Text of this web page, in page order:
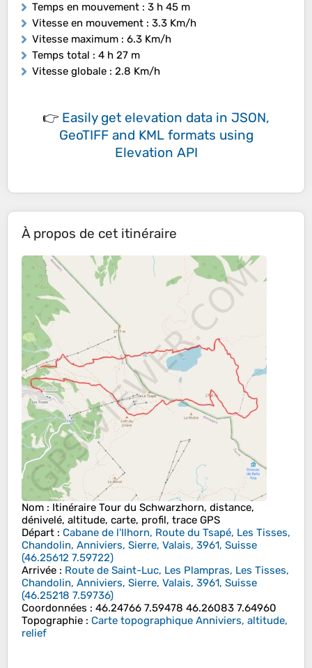
Temps en mouvement : 3 h 45 m
Vitesse en mouvement : 3.3 Km/h
Vitesse maximum : 6.3 Km/h
Temps total : 4 h 27 m
Vitesse globale : 2.8 Km/h
👉 Easily get elevation data in JSON,
GeoTIFF and KML formats using
Elevation API
À propos de cet itinéraire
Nom : Itinéraire Tour du Schwarzhorn, distance,
dénivelé, altitude, carte, profil, trace GPS
Départ : Cabane de l'Ilhorn, Route du Tsapé, Les Tisses,
Chandolin, Anniviers, Sierre, Valais, 3961, Suisse
(46.25612 7.59722)
Arrivée : Route de Saint-Luc, Les Plampras, Les Tisses,
Chandolin, Anniviers, Sierre, Valais, 3961, Suisse
(46.25218 7.59736)
Coordonnées : 46.24766 7.59478 46.26083 7.64960
Topographie : Carte topographique Anniviers, altitude,
relief